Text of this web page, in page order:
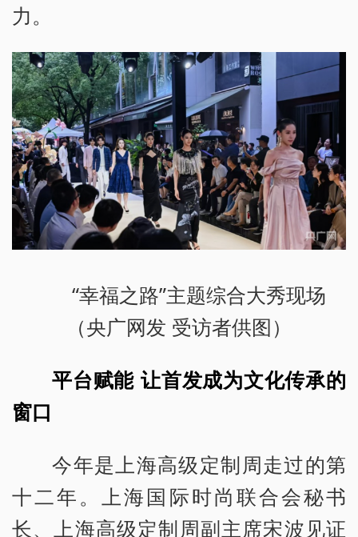
力。
“幸福之路”主题综合大秀现场
（央广网发 受访者供图）
平台赋能 让首发成为文化传承的
窗口
今年是上海高级定制周走过的第
十二年。上海国际时尚联合会秘书
长、上海高级定制周副主席宋波见证